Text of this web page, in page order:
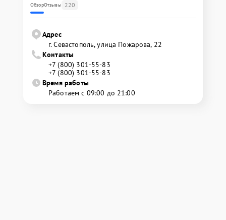
ОбзорОтзывы 220
Адрес
г. Севастополь, улица Пожарова, 22
Контакты
+7 (800) 301-55-83
+7 (800) 301-55-83
Время работы
Работаем с 09:00 до 21:00